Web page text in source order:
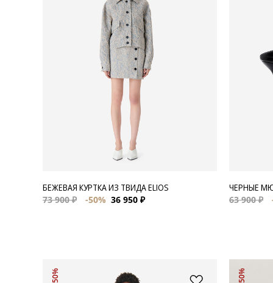
Сумки и аксессуары
БЕЖЕВАЯ КУРТКА ИЗ ТВИДА ELIOS
73 900 ₽
-50% 36 950 ₽
ЧЕРНЫЕ
63 900 ₽
-50% -50%